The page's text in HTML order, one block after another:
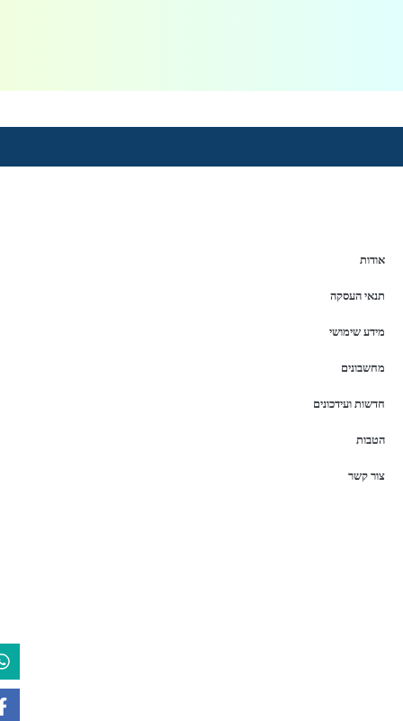
אודות
תנאי העסקה
מידע שימושי
מחשבונים
חדשות ועידכונים
הטבות
צור קשר